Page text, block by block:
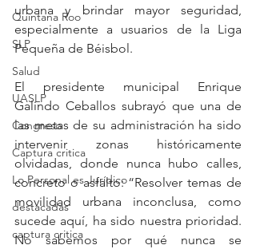
Quintana Roo
SLP
Salud
UASLP
Congreso
Captura critica
Lo Personal es Jurídico
destacadas
captura critica
urbana y brindar mayor seguridad,
especialmente a usuarios de la Liga
Pequeña de Béisbol.
El presidente municipal Enrique
Galindo Ceballos subrayó que una de
las metas de su administración ha sido
intervenir zonas históricamente
olvidadas, donde nunca hubo calles,
concreto o asfalto: “Resolver temas de
movilidad urbana inconclusa, como
sucede aquí, ha sido nuestra prioridad.
No sabemos por qué nunca se